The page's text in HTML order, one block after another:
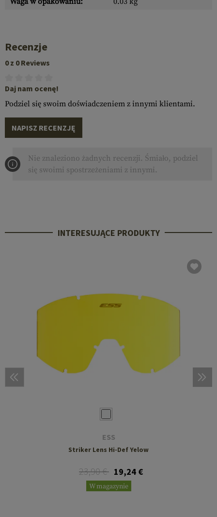
Recenzje
0 z 0 Reviews
Daj nam ocenę!
Podziel się swoim doświadczeniem z innymi klientami.
NAPISZ RECENZJĘ
Nie znaleziono żadnych recenzji. Śmiało, podziel
się swoimi spostrzeżeniami z innymi.
INTERESUJĄCE PRODUKTY
ESS
Striker Lens Hi-Def Yelow
23,90 € 19,24 €
W magazynie